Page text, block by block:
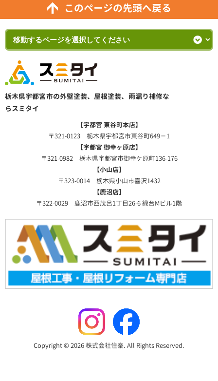
このページの先頭へ戻る
栃木県宇都宮市の外壁塗装、屋根塗装、雨漏り補修な
らスミタイ
【宇都宮 東谷町本店】
〒321-0123 栃木県宇都宮市東谷町649－1
【宇都宮 御幸ヶ原店】
〒321-0982 栃木県宇都宮市御幸ケ原町136-176
【小山店】
〒323-0014 栃木県小山市喜沢1432
【鹿沼店】
〒322-0029 鹿沼市西茂呂1丁目26-6 緑台Mビル1階
Copyright © 2026 株式会社住泰. All Rights Reserved.